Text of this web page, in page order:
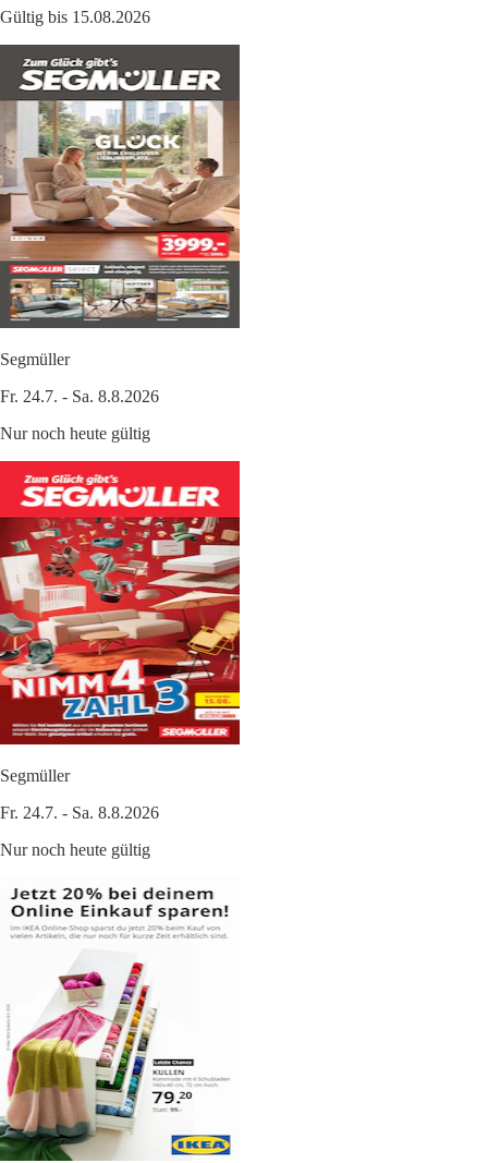
Gültig bis 15.08.2026
Segmüller
Fr. 24.7. - Sa. 8.8.2026
Nur noch heute gültig
Segmüller
Fr. 24.7. - Sa. 8.8.2026
Nur noch heute gültig